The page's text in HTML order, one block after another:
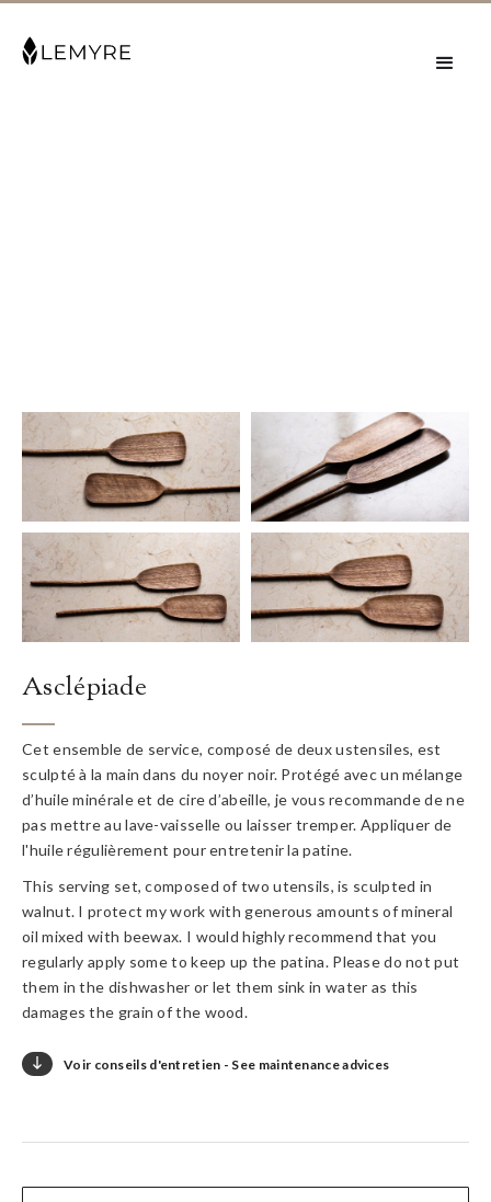
Asclépiade
Cet ensemble de service, composé de deux ustensiles, est
sculpté à la main dans du noyer noir. Protégé avec un mélange
d’huile minérale et de cire d’abeille, je vous recommande de ne
pas mettre au lave-vaisselle ou laisser tremper. Appliquer de
l'huile régulièrement pour entretenir la patine.
This serving set, composed of two utensils, is sculpted in
walnut. I protect my work with generous amounts of mineral
oil mixed with beewax. I would highly recommend that you
regularly apply some to keep up the patina. Please do not put
them in the dishwasher or let them sink in water as this
damages the grain of the wood.
 Voir conseils d'entretien - See maintenance advices
 Ne pas laisser tremper dans l’eau.